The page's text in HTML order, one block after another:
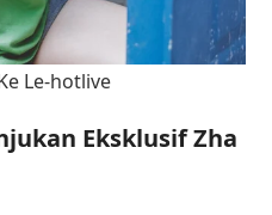
Le-hotlive
Eksklusif Zha